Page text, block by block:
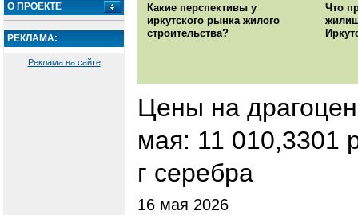
О ПРОЕКТЕ
РЕКЛАМА:
Реклама на сайте
Какие перспективы у
иркутского рынка жилого
строительства?
Что
Цены на
мая: 11 010,3301
г серебра
16 мая 2026